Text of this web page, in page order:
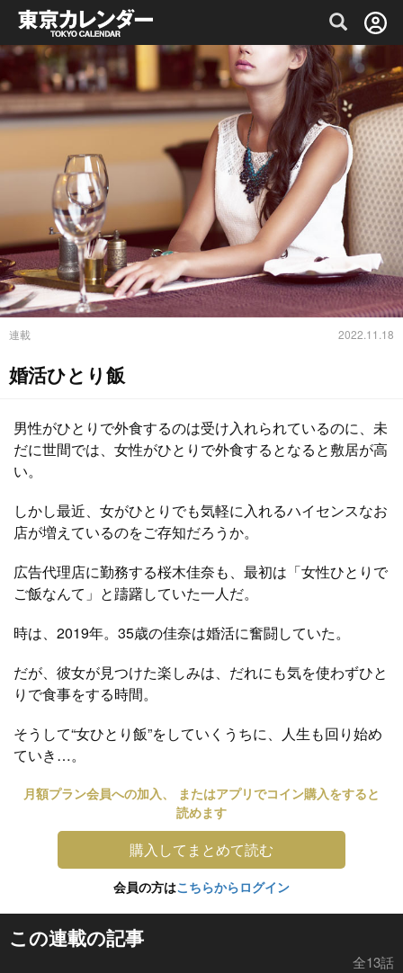
グルメ情報・プレミアムレストラン予約
連載 2022.11.18
婚活ひとり飯
男性がひとりで外食するのは受け入れられているのに、未
だに世間では、女性がひとりで外食するとなると敷居が高
い。
しかし最近、女がひとりでも気軽に入れるハイセンスなお
店が増えているのをご存知だろうか。
広告代理店に勤務する桜木佳奈も、最初は「女性ひとりで
ご飯なんて」と躊躇していた一人だ。
時は、2019年。35歳の佳奈は婚活に奮闘していた。
だが、彼女が見つけた楽しみは、だれにも気を使わずひと
りで食事をする時間。
そうして“女ひとり飯”をしていくうちに、人生も回り始め
ていき…。
月額プラン会員への加入、 またはアプリでコイン購入をすると
読めます
購入してまとめて読む
会員の方はこちらからログイン
この連載の記事
全13話